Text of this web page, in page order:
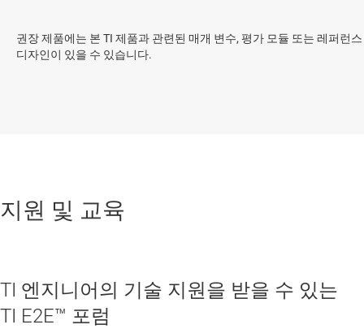
권장 제품에는 본 TI 제품과 관련된 매개 변수, 평가 모듈 또는 레퍼런스
디자인이 있을 수 있습니다.
지원 및 교육
TI 엔지니어의 기술 지원을 받을 수 있는
TI E2E™ 포럼